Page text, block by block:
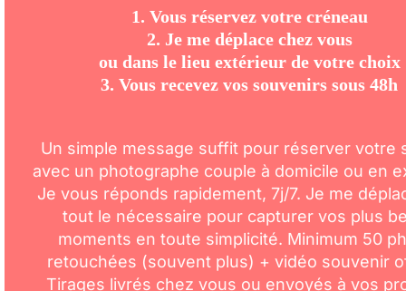
1. Vous réservez votre créneau
2. Je me déplace chez vous
ou dans le lieu extérieur de votre choix
3. Vous recevez vos souvenirs sous 48h
Un simple message suffit pour réserver votre
avec un photographe couple à domicile ou en
Je vous réponds rapidement, 7j/7. Je me
tout le nécessaire pour capturer vos plus
moments en toute simplicité. Minimum 50
retouchées (souvent plus) + vidéo souvenir
Tirages livrés chez vous ou envoyés à vos